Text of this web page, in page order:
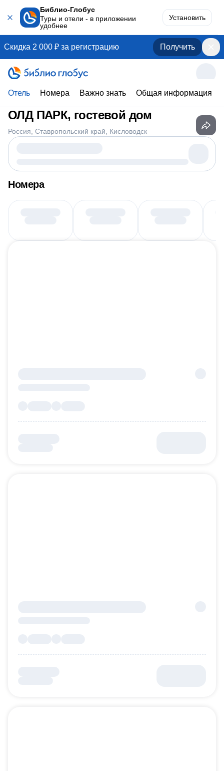
Библио-Глобус
Туры и отели - в приложении
удобнее
Установить
Скидка 2 000 ₽ за регистрацию Получить
Отель Номера Важно знать Общая информация
ОЛД ПАРК, гостевой дом
Россия Ставропольский край Кисловодск
Номера